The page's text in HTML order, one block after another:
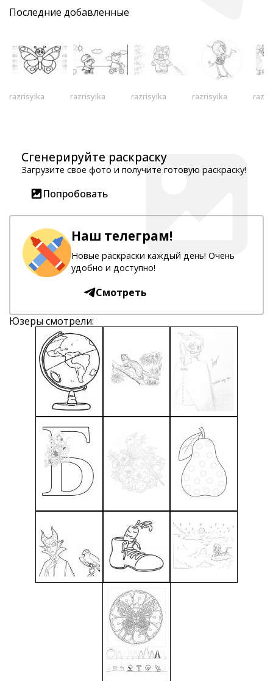
Последние добавленные
razrisyika razrisyika razrisyika razrisyika
Сгенерируйте раскраску
Загрузите свое фото и получите готовую раскраску!
Попробовать
Наш телеграм!
Новые раскраски каждый день! Очень
удобно и доступно!
Смотреть
Юзеры смотрели: